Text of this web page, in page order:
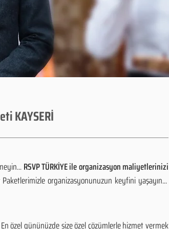
KAYSERİ
RSVP TÜRKİYE ile organizasyon maliyetlerinizi
organizasyonunuzun keyfini yaşayın...
özel gününüzde size özel çözümlerle hizmet vermek